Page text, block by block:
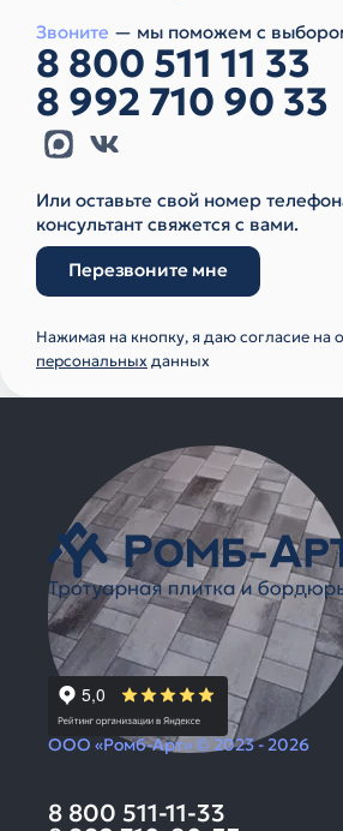
Звоните — мы поможем с
8 800 511 11 33
8 992 710 90 33
Или оставьте свой номер
консультант свяжется с вами.
Перезвоните мне
Нажимая на кнопку, я даю согласие на
персональныхданных
ООО «Ромб-Арт» © 2023 - 2026
8 800 511-11-33